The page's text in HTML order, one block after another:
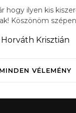
MINDEN VÉLEMÉNY
hogy ilyen kis
Köszönöm
Horváth Krisztián